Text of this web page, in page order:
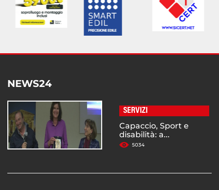
NEWS24
SERVIZI
Capaccio, Sport e
disabilità: a...
5034